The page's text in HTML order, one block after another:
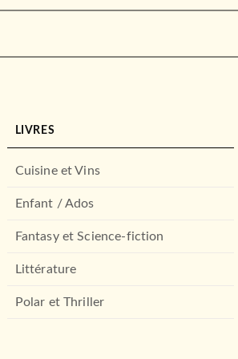
LIVRES
Cuisine et Vins
Enfant / Ados
Fantasy et Science-fiction
Littérature
Polar et Thriller